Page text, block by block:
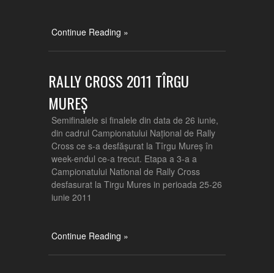
Continue Reading »
RALLY CROSS 2011 TÎRGU
MUREȘ
Semifinalele si finalele din data de 26 iunie,
din cadrul Campionatului Național de Rally
Cross ce s-a desfășurat la Tîrgu Mureș în
week-endul ce-a trecut. Etapa a 3-a a
Campionatului National de Rally Cross
desfasurat la Tirgu Mures in perioada 25-26
iunie 2011
Continue Reading »